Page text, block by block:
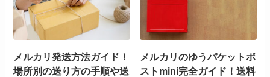
メルカリ発送方法ガイド！
場所別の送り方の手順や送
メルカリのゆうパケットポ
ストmini完全ガイド！送料